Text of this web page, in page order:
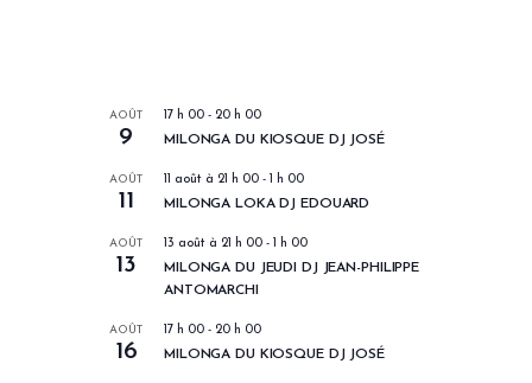
AOÛT
9
17 h 00 - 20 h 00
MILONGA DU KIOSQUE DJ JOSÉ
AOÛT
11
11 août à 21 h 00 - 1 h 00
MILONGA LOKA DJ EDOUARD
AOÛT
13
13 août à 21 h 00 - 1 h 00
MILONGA DU JEUDI DJ JEAN-PHILIPPE
ANTOMARCHI
AOÛT
16
17 h 00 - 20 h 00
MILONGA DU KIOSQUE DJ JOSÉ